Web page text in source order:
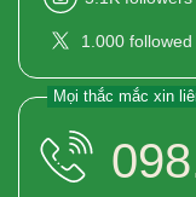
1.000 followed
Mọi thắc mắc xin